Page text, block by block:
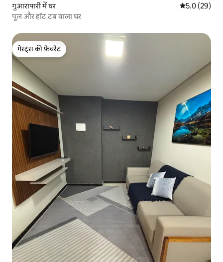
गुआरापारी में घर औसत रेटिंग 5
5.0 (29)
पूल और हॉट टब वाला घर
गेस्ट्स की फ़ेवरेट
गेस्ट्स की फ़ेवरेट